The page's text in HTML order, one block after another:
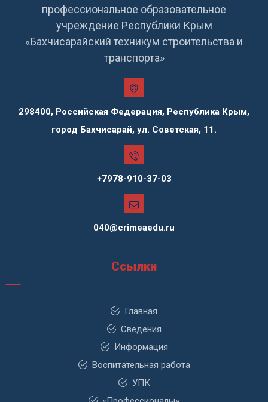
профессиональное образовательное
учреждение Республики Крым
«Бахчисарайский техникум строительства и
транспорта»
298400, Российская Федерация, Республика Крым,
город Бахчисарай, ул. Советская, 11.
+7978-910-37-03
040@crimeaedu.ru
Ссылки
Главная
Сведения
Информация
Воспитательная работа
УПК